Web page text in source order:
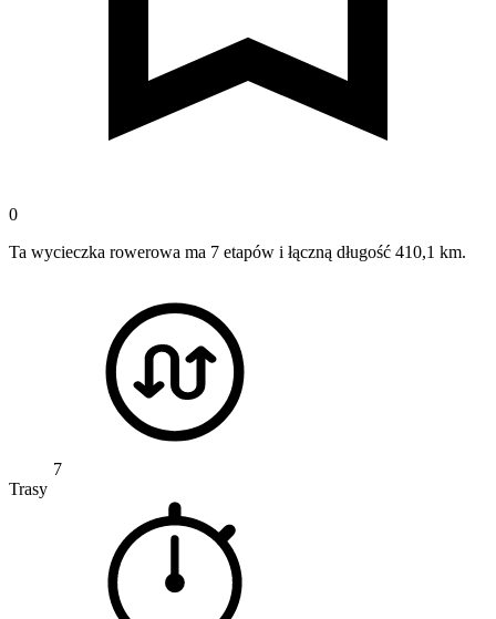
0
Ta wycieczka rowerowa ma 7 etapów i łączną długość 410,1 km.
7
Trasy